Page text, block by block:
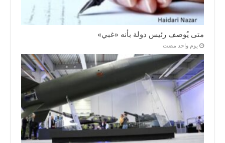
متى يُوصف رئيس دولة بأنه «غبي»
‏يوم واحد مضت